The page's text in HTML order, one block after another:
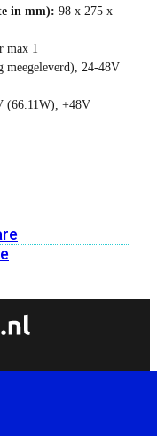
in mm): 98 x 275 x
max 1
meegeleverd), 24-48V
(66.11W), +48V